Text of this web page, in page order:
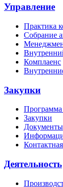
Управление
Практика
Собрание
Комплаенс
Закупки
Программа
Закупки
Документы
Деятельность